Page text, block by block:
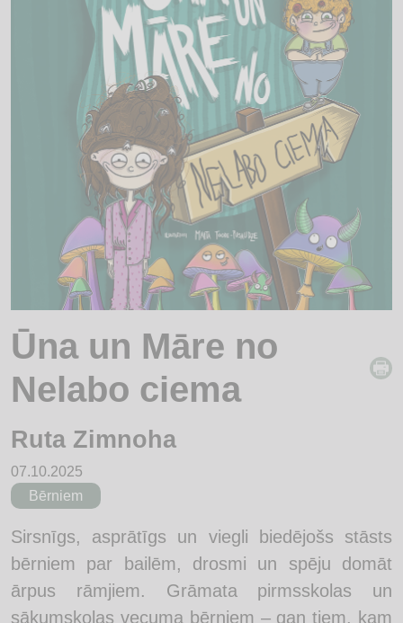
Ūna un Māre no
Nelabo ciema
Ruta Zimnoha
07.10.2025
Bērniem
Sirsnīgs, asprātīgs un viegli biedējošs stāsts
bērniem par bailēm, drosmi un spēju domāt
ārpus rāmjiem. Grāmata pirmsskolas un
sākumskolas vecuma bērniem – gan tiem, kam